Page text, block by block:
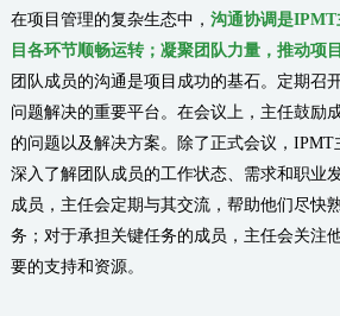
在项目管理的复杂生态中， 沟通协调是IPMT
目各环节顺畅运转；凝聚团队力量，推动项
团队成员的沟通是项目成功的基石。定期召
问题解决的重要平台。在会议上，主任鼓励
的问题以及解决方案。除了正式会议，IPMT
深入了解团队成员的工作状态、需求和职业
成员，主任会定期与其交流，帮助他们尽快
务；对于承担关键任务的成员，主任会关注
要的支持和资源。